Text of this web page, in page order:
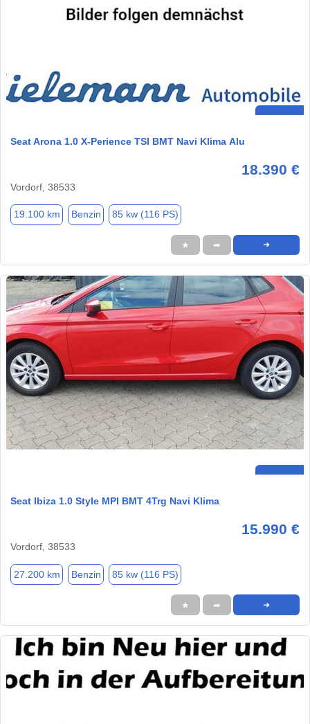
Seat Arona 1.0 X-Perience TSI BMT Navi Klima Alu
18.390 €
Vordorf, 38533
19.100 km Benzin 85 kw (116 PS)
★ ➦ ➜
Seat Ibiza 1.0 Style MPI BMT 4Trg Navi Klima
15.990 €
Vordorf, 38533
27.200 km Benzin 85 kw (116 PS)
★ ➦ ➜